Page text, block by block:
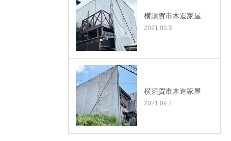
横須賀市木造家屋
2021.09.9
横須賀市木造家屋
2021.09.7